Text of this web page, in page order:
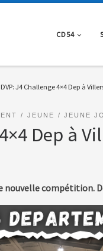
CD54
DVP: J4 Challenge 4×4 Dep à
JEUNE JEUNE
Dep à
nouvelle compétition.